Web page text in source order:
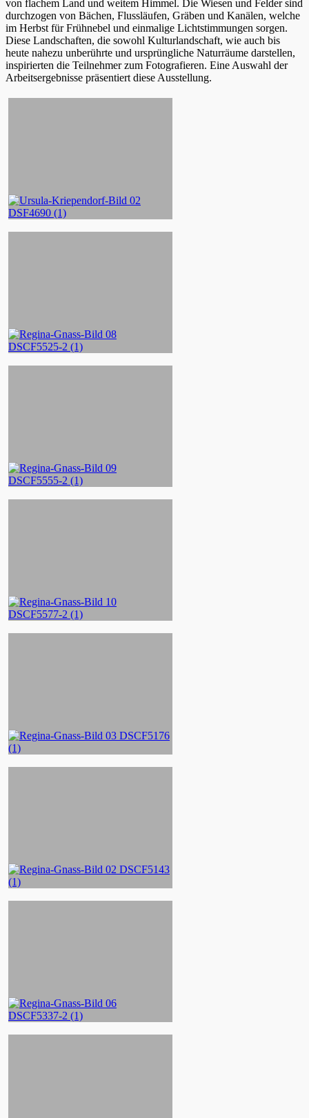
von flachem Land und weitem Himmel. Die Wiesen und Felder sind
durchzogen von Bächen, Flussläufen, Gräben und Kanälen, welche
im Herbst für Frühnebel und einmalige Lichtstimmungen sorgen.
Diese Landschaften, die sowohl Kulturlandschaft, wie auch bis
heute nahezu unberührte und ursprüngliche Naturräume darstellen,
inspirierten die Teilnehmer zum Fotografieren. Eine Auswahl der
Arbeitsergebnisse präsentiert diese Ausstellung.